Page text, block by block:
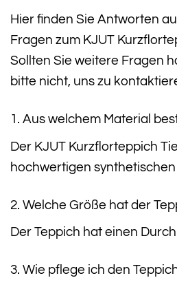
Hier finden Sie Antworten
Fragen zum KJUT
Sollten Sie weitere Fragen
bitte nicht, uns zu
1. Aus welchem Material
Der KJUT Kurzflorteppich
hochwertigen synthetischen
2. Welche Größe hat der
Der Teppich hat einen
3. Wie pflege ich den